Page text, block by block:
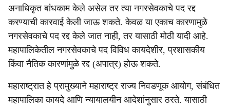
अनाधिकृत बांधकाम केले असेल तर त्या नगरसेवकाचे पद रद्द
करण्याची कारवाई केली जाऊ शकते. केवळ या एकाच कारणामुळे
नगरसेवकाचे पद रद्द केले जात नाही, तर यासाठी मोठी यादी आहे.
महापालिकेतील नगरसेवकाचे पद विविध कायदेशीर, प्रशासकीय
किंवा नैतिक कारणांमुळे रद्द (अपात्र) होऊ शकते.
महाराष्ट्रात हे प्रामुख्याने महाराष्ट्र राज्य निवडणूक आयोग, संबंधित
महापालिका कायदे आणि न्यायालयीन आदेशांनुसार ठरते. यासाठी